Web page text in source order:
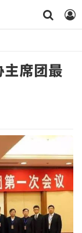
席团最